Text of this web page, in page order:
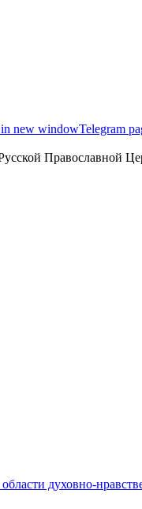
in new windowTelegram
Православной
духовно-